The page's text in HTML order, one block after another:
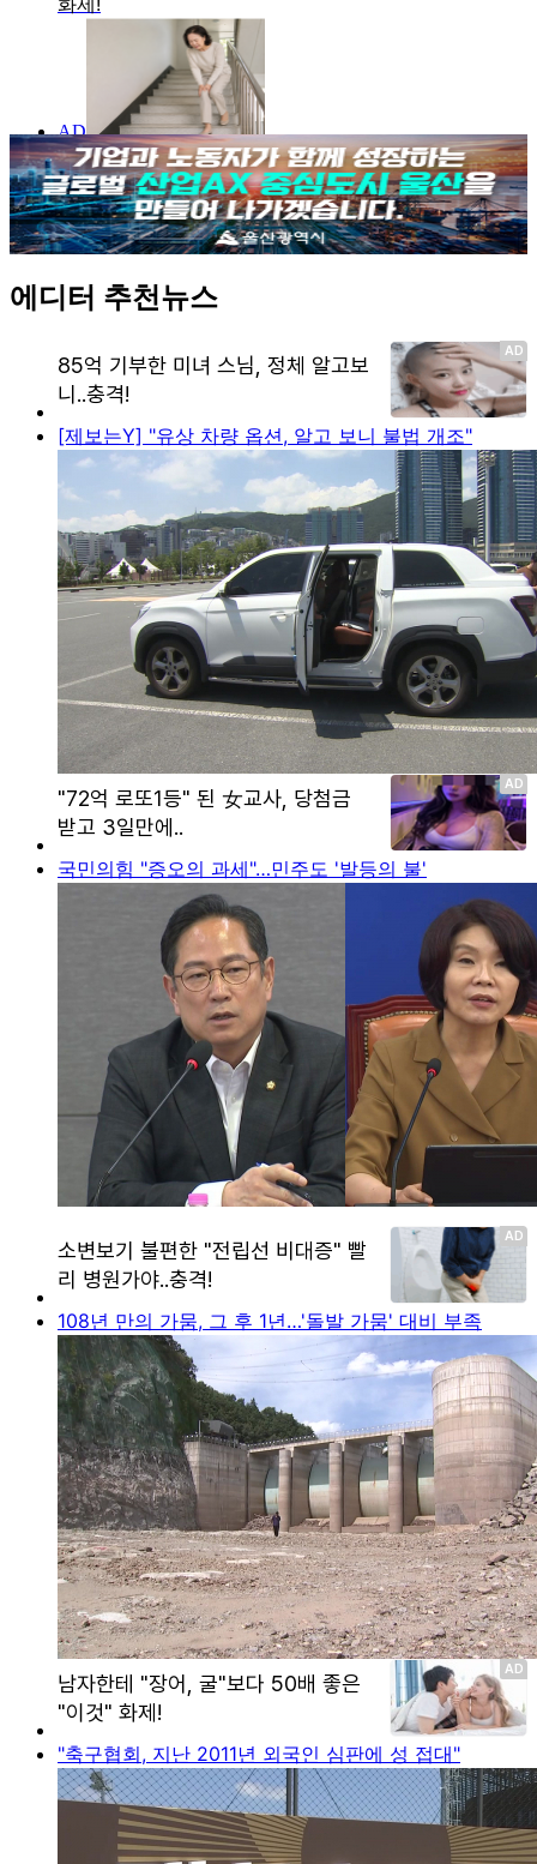
에디터 추천뉴스
[제보는Y] "유상 차량 옵션, 알고 보니 불법 개조"
국민의힘 "증오의 과세"…민주도 '발등의 불'
108년 만의 가뭄, 그 후 1년…'돌발 가뭄' 대비 부족
"축구협회, 지난 2011년 외국인 심판에 성 접대"